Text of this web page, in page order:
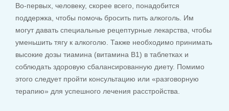
Во-первых, человеку, скорее всего, понадобится
поддержка, чтобы помочь бросить пить алкоголь. Им
могут давать специальные рецептурные лекарства, чтобы
уменьшить тягу к алкоголю. Также необходимо принимать
высокие дозы тиамина (витамина B1) в таблетках и
соблюдать здоровую сбалансированную диету. Помимо
этого следует пройти консультацию или «разговорную
терапию» для успешного лечения расстройства.